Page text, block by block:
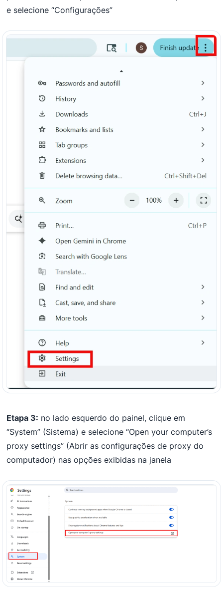
e selecione “Configurações”
Etapa 3: no lado esquerdo do painel, clique em
“System” (Sistema) e selecione “Open your computer’s
proxy settings” (Abrir as configurações de proxy do
computador) nas opções exibidas na janela